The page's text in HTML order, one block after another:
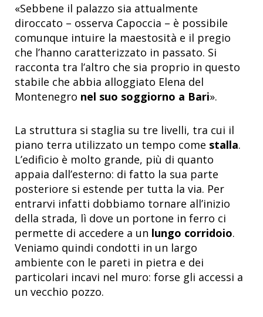
«Sebbene il palazzo sia attualmente
diroccato – osserva Capoccia – è possibile
comunque intuire la maestosità e il pregio
che l’hanno caratterizzato in passato. Si
racconta tra l’altro che sia proprio in questo
stabile che abbia alloggiato Elena del
Montenegro nel suo soggiorno a Bari».
La struttura si staglia su tre livelli, tra cui il
piano terra utilizzato un tempo come stalla.
L’edificio è molto grande, più di quanto
appaia dall’esterno: di fatto la sua parte
posteriore si estende per tutta la via. Per
entrarvi infatti dobbiamo tornare all’inizio
della strada, lì dove un portone in ferro ci
permette di accedere a un lungo corridoio.
Veniamo quindi condotti in un largo
ambiente con le pareti in pietra e dei
particolari incavi nel muro: forse gli accessi a
un vecchio pozzo.